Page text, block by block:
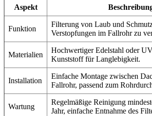
Aspekt
Funktion
Filterung von Laub und
Verstopfungen im Fallrohr zu
Materialien
Hochwertiger Edelstahl oder
Kunststoff für Langlebigkeit.
Installation
Einfache Montage zwischen
Fallrohr, passend zum
Wartung
Regelmäßige Reinigung
Jahr, einfache Entnahme des